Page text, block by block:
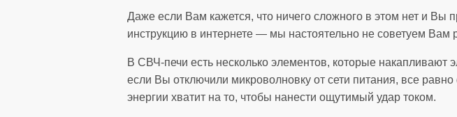
Даже если Вам кажется, что ничего сложного в этом нет и Вы
инструкцию в интернете — мы настоятельно не советуем Вам
В СВЧ-печи есть несколько элементов, которые накапливают
если Вы отключили микроволновку от сети питания, все
энергии хватит на то, чтобы нанести ощутимый удар током.